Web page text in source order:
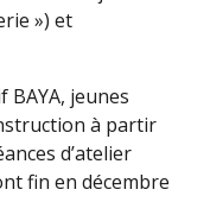
») et
BAYA, jeunes
à partir
d’atelier
fin en décembre